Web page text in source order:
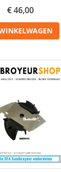
€ 46,00